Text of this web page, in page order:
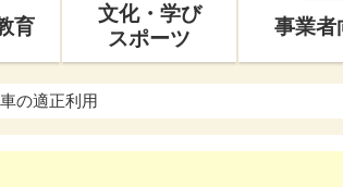
育
文化・学び
スポーツ
事業者
の適正利用